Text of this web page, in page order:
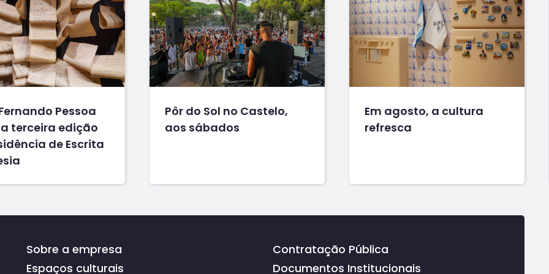
Pessoa
terceira edição
de Escrita
Pôr do Sol no Castelo,
aos sábados
Em agosto, a cultura
refresca
Sobre a empresa
Espaços culturais
Contratação Pública
Documentos Institucionais